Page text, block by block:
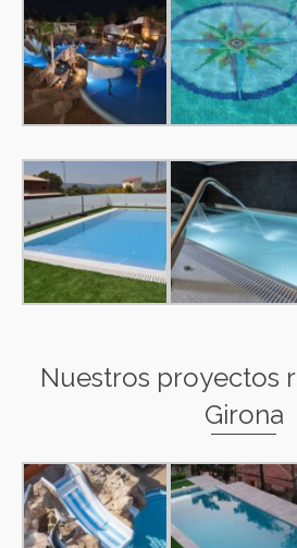
Nuestros proyectos
Girona